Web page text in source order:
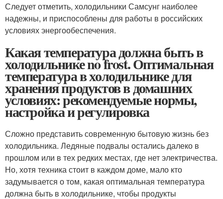
Следует отметить, холодильники Самсунг наиболее
надежны, и приспособлены для работы в российских
условиях энергообеспечения.
Какая температура должна быть в
холодильнике no frost. Оптимальная
температура в холодильнике для
хранения продуктов в домашних
условиях: рекомендуемые нормы,
настройка и регулировка
Сложно представить современную бытовую жизнь без
холодильника. Ледяные подвалы остались далеко в
прошлом или в тех редких местах, где нет электричества.
Но, хотя техника стоит в каждом доме, мало кто
задумывается о том, какая оптимальная температура
должна быть в холодильнике, чтобы продукты